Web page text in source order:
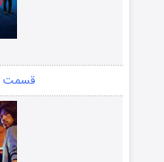
قسمت